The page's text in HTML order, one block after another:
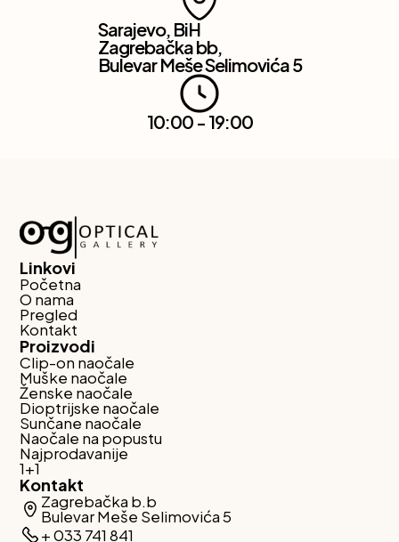
Sarajevo, BiH
Zagrebačka bb,
Bulevar Meše Selimovića 5
10:00 - 19:00
Linkovi
Početna
O nama
Pregled
Kontakt
Proizvodi
Clip-on naočale
Muške naočale
Ženske naočale
Dioptrijske naočale
Sunčane naočale
Naočale na popustu
Najprodavanije
1+1
Kontakt
Zagrebačka b.b
Bulevar Meše Selimovića 5
+ 033 741 841